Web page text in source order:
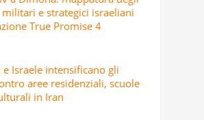
e strategici israeliani
True Promise 4
Israele intensificano gli
aree residenziali, scuole
in Iran